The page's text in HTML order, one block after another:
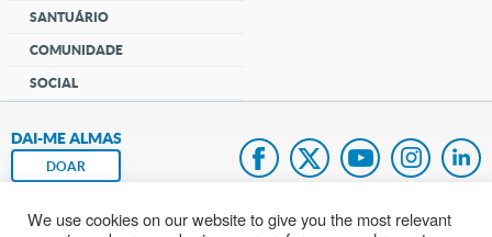
SANTUÁRIO
COMUNIDADE
SOCIAL
DAI-ME ALMAS
DOAR
Fundação João Paulo II
We use cookies on our website to give you the most relevant